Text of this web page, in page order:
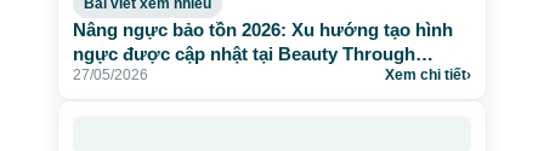
Bài viết xem nhiều
Nâng ngực bảo tồn 2026: Xu hướng tạo hình
ngực được cập nhật tại Beauty Through
Science
27/05/2026 Xem chi tiết›